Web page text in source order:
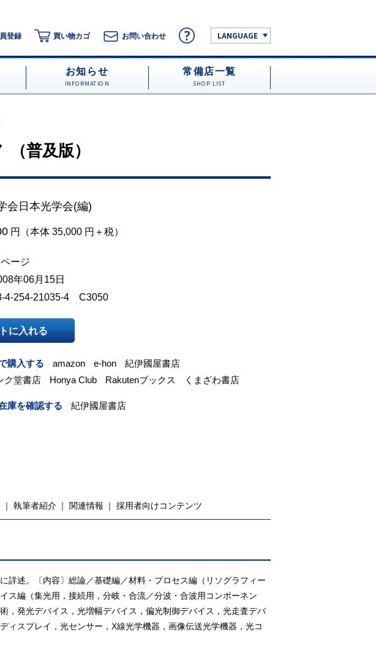
登録 買い物カゴ お問い合わせ LANGUAGE
お知らせ
INFORMATION
常備店一覧
SHOP LIST
（普及版）
会日本光学会(編)
円（本体 35,000 円＋税）
ージ
年06月15日
4-254-21035-4 C3050
に入れる
購入する amazon e-hon
紀伊國屋書店
ク堂書店
Honya Club Rakutenブックス くまざわ書店
庫を確認する 紀伊國屋書店
執筆者紹介 関連情報 採用者向けコンテンツ
詳述。〔内容〕総論／基礎編／材料・プロセス編（リソグラフィー
ス編（集光用，接続用，分岐・合流／分波・合波用コンポーネン
，発光デバイス，光増幅デバイス，偏光制御デバイス，光走査デバ
ィスプレイ，光センサー，X線光学機器，画像伝送光学機器，光コ